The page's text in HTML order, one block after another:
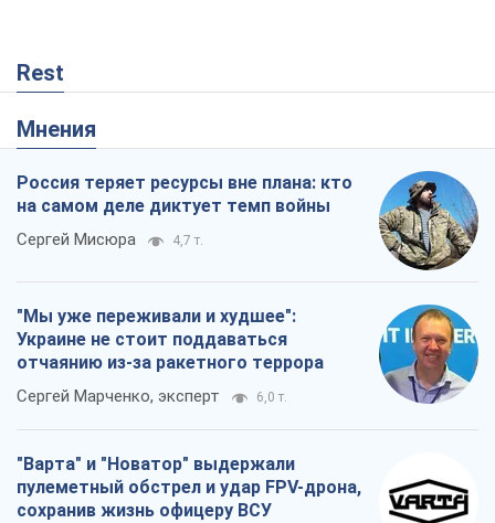
Rest
Мнения
Россия теряет ресурсы вне плана: кто
на самом деле диктует темп войны
Сергей Мисюра 4,7 т.
"Мы уже переживали и худшее":
Украине не стоит поддаваться
отчаянию из-за ракетного террора
Сергей Марченко, эксперт 6,0 т.
"Варта" и "Новатор" выдержали
пулеметный обстрел и удар FPV-дрона,
сохранив жизнь офицеру ВСУ